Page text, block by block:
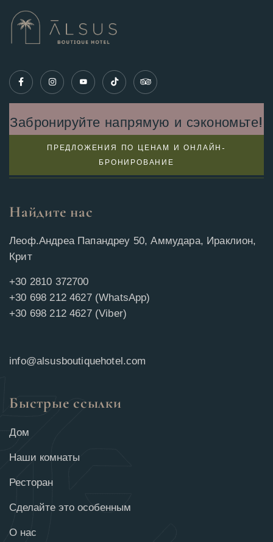
Забронируйте напрямую и сэкономьте!
ПРЕДЛОЖЕНИЯ ПО ЦЕНАМ И ОНЛАЙН-
БРОНИРОВАНИЕ
Найдите нас
Леоф.Андреа Папандреу 50, Аммудара, Ираклион,
Крит
+30 2810 372700
+30 698 212 4627 (WhatsApp)
+30 698 212 4627 (Viber)
info@alsusboutiquehotel.com
Быстрые ссылки
Дом
Наши комнаты
Ресторан
Сделайте это особенным
О нас